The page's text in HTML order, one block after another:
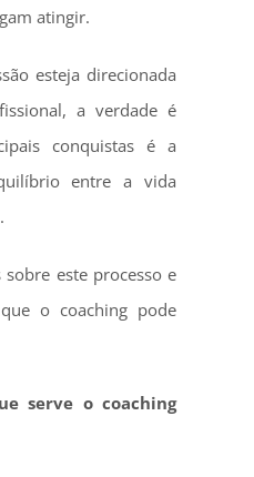
atingir.
esteja direcionada
a verdade é
conquistas é a
entre a vida
este processo e
o coaching pode
serve o coaching